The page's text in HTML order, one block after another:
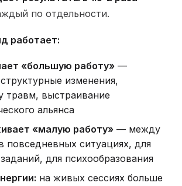
по отдельности.
работает:
«большую работу» —
изменения,
травм, выстраивание
альянса
«малую работу» — между
повседневных ситуациях, для
для психообразования
на живых сессиях больше